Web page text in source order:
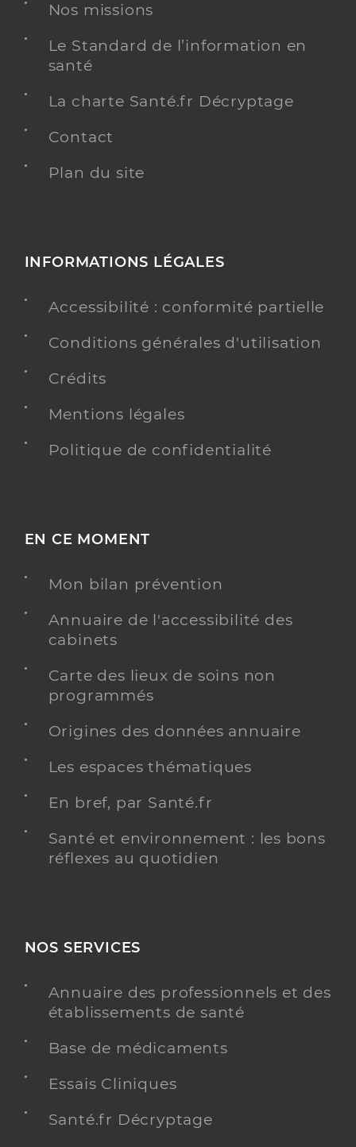
Nos missions
Le Standard de l’information en
santé
La charte Santé.fr Décryptage
Contact
Plan du site
INFORMATIONS LÉGALES
Accessibilité : conformité partielle
Conditions générales d'utilisation
Crédits
Mentions légales
Politique de confidentialité
EN CE MOMENT
Mon bilan prévention
Annuaire de l'accessibilité des
cabinets
Carte des lieux de soins non
programmés
Origines des données annuaire
Les espaces thématiques
En bref, par Santé.fr
Santé et environnement : les bons
réflexes au quotidien
NOS SERVICES
Annuaire des professionnels et des
établissements de santé
Base de médicaments
Essais Cliniques
Santé.fr Décryptage